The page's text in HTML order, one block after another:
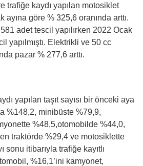
trafiğe kaydı yapılan motosiklet
ayına göre % 325,6 oranında arttı.
adet tescil yapılırken 2022 Ocak
yapılmıştı. Elektrikli ve 50 cc
pazar % 277,6 arttı.
yapılan taşıt sayısı bir önceki aya
%148,2, minibüste %79,9,
%48,5,otomobilde %44,0,
traktörde %29,4 ve motosiklette
sonu itibarıyla trafiğe kayıtlı
%16,1’ini kamyonet,